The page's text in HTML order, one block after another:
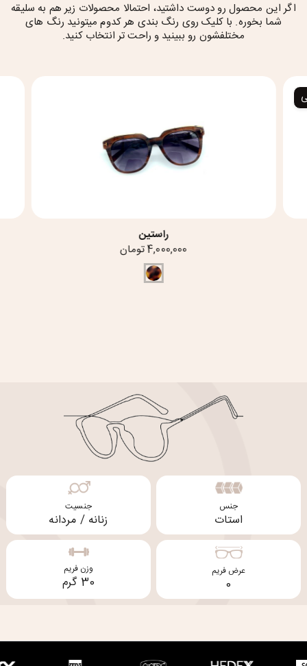
اگر این محصول رو دوست داشتید، احتمالا محصولات زیر هم به سلیقه
شما بخوره. با کلیک روی رنگ بندی هر کدوم میتونید رنگ های
مختلفشون رو ببینید و راحت تر انتخاب کنید.
راستین
4,000,000 تومان
جنس
استات
جنسیت
زنانه / مردانه
عرض فریم
0
وزن فریم
30 گرم